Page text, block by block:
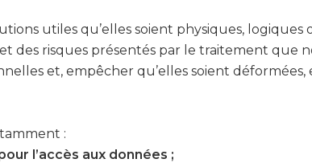
utiles qu’elles soient physiques, logiques
des risques présentés par le traitement que
et, empêcher qu’elles soient
:
l’accès aux données ;